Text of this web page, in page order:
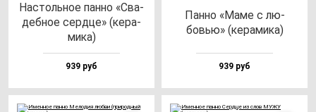
Нас­толь­ное пан­но «Сва­
деб­ное сер­дце» (ке­ра­
ми­ка)
939 руб
Пан­но «Маме с лю­
бовью» (ке­ра­ми­ка)
939 руб